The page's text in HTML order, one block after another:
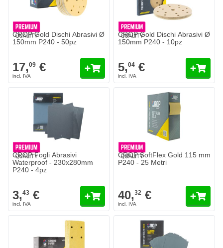
CROP Gold Dischi Abrasivi Ø
150mm P240 - 50pz
17,09 €
CROP Gold Dischi Abrasivi Ø
150mm P240 - 10pz
5,04 €
CROP Fogli Abrasivi
Waterproof - 230x280mm
P240 - 4pz
3,43 €
CROP SoftFlex Gold 115 mm
P240 - 25 Metri
40,32 €